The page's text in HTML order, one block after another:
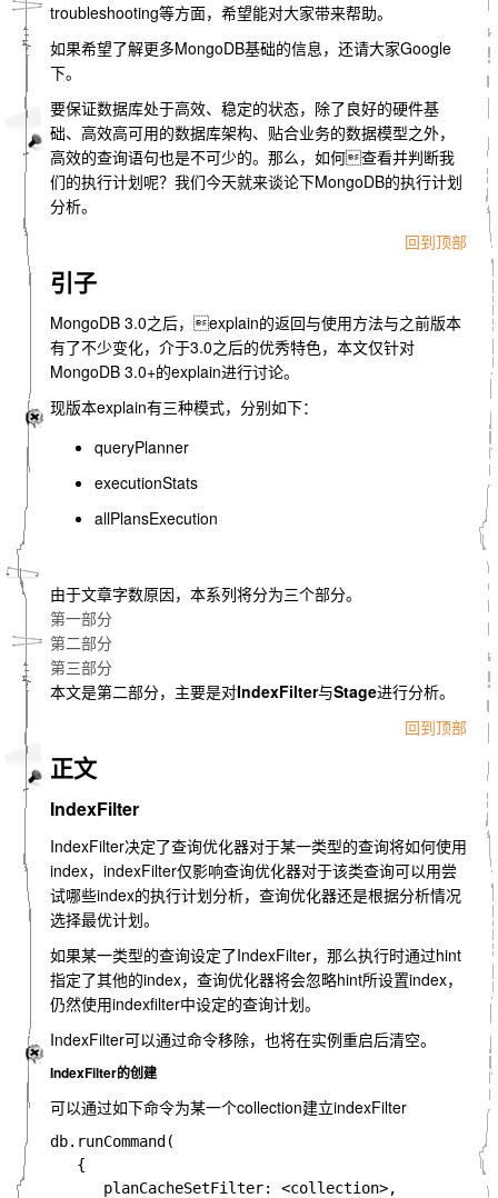
troubleshooting等方面，希望能对大家带来帮助。
如果希望了解更多MongoDB基础的信息，还请大家Google
下。
要保证数据库处于高效、稳定的状态，除了良好的硬件基
础、高效高可用的数据库架构、贴合业务的数据模型之外，
高效的查询语句也是不可少的。那么，如何查看并判断我
们的执行计划呢？我们今天就来谈论下MongoDB的执行计划
分析。
回到顶部
引子
MongoDB 3.0之后，explain的返回与使用方法与之前版本
有了不少变化，介于3.0之后的优秀特色，本文仅针对
MongoDB 3.0+的explain进行讨论。
现版本explain有三种模式，分别如下：
queryPlanner
executionStats
allPlansExecution
由于文章字数原因，本系列将分为三个部分。
第一部分
第二部分
第三部分
本文是第二部分，主要是对IndexFilter与Stage进行分析。
回到顶部
正文
IndexFilter
IndexFilter决定了查询优化器对于某一类型的查询将如何使用
index，indexFilter仅影响查询优化器对于该类查询可以用尝
试哪些index的执行计划分析，查询优化器还是根据分析情况
选择最优计划。
如果某一类型的查询设定了IndexFilter，那么执行时通过hint
指定了其他的index，查询优化器将会忽略hint所设置index，
仍然使用indexfilter中设定的查询计划。
IndexFilter可以通过命令移除，也将在实例重启后清空。
IndexFilter的创建
可以通过如下命令为某一个collection建立indexFilter
db.runCommand(
   {
      planCacheSetFilter: <collection>,